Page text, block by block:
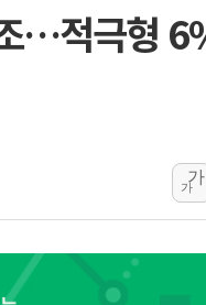
폐기물 수거
서울 중랑구
李대통령 "
여수 오동
추미애, '위
인천 선재
인천서 말다
'화합' 꺼낸
李대통령,
…적극형
가
가